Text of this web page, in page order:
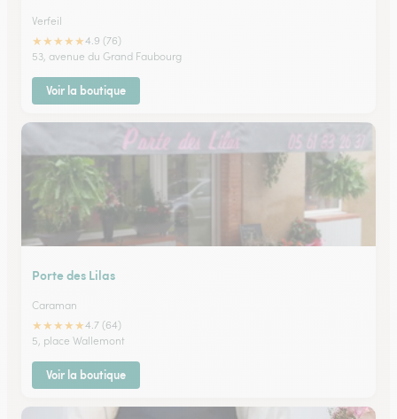
Verfeil
★★★★★4.9 (76)
53, avenue du Grand Faubourg
Voir la boutique
Porte des Lilas
Caraman
★★★★★4.7 (64)
5, place Wallemont
Voir la boutique